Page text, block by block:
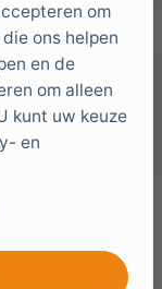
of
volgende
om
ons helpen
en de
om alleen
kunt uw keuze
en